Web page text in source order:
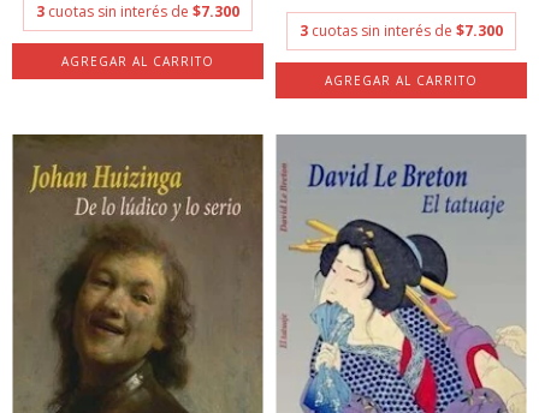
3 cuotas sin interés de $7.300
3 cuotas sin interés de $7.300